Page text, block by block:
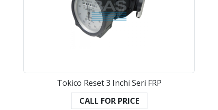
Tokico Reset 3 Inchi Seri FRP
CALL FOR PRICE